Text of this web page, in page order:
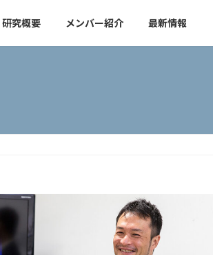
研究概要 メンバー紹介 最新情報